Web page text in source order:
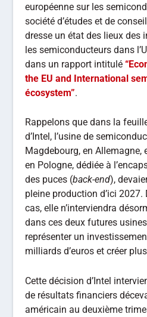
européenne sur les
société d’études et de
dresse un état des lieux des
les semiconducteurs dans
dans un rapport intitulé
the EU and International
écosystem”.
Rappelons que dans la
d’Intel, l’usine de
Magdebourg, en Allemagne,
en Pologne, dédiée à
des puces (back-end),
pleine production d’ici
cas, elle n’interviendra
dans ces deux futures
représenter un
milliards d’euros et créer
Cette décision d’Intel
de résultats financiers
américain au deuxième